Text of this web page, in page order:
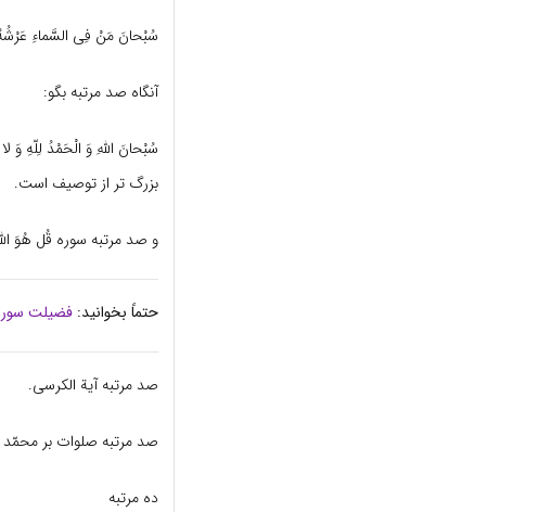
سُبْحانَ مَنْ فِى السَّماءِ
آنگاه صد مرتبه بگو:
سُبْحانَ اللّهِ وَ الْحَمْدُ لِلّهِ وَ لا
بزرگ تر از توصیف است.
و صد مرتبه سوره قُل هُوَ
حتماً بخوانید: فضیلت
صد مرتبه آیة الکرسى.
صد مرتبه صلوات بر
ده مرتبه